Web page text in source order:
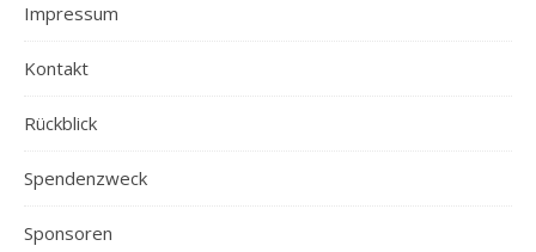
Impressum
Kontakt
Rückblick
Spendenzweck
Sponsoren